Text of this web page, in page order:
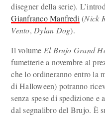
disegner della serie).
Gianfranco Manfredi (Nick
Vento, Dylan Dog).
Il volume El Brujo Grand
fumetterie a novembre al
che lo ordineranno entro la
di Halloween) potranno
senza spese di spedizione e
dal segnalibro del Brujo. È